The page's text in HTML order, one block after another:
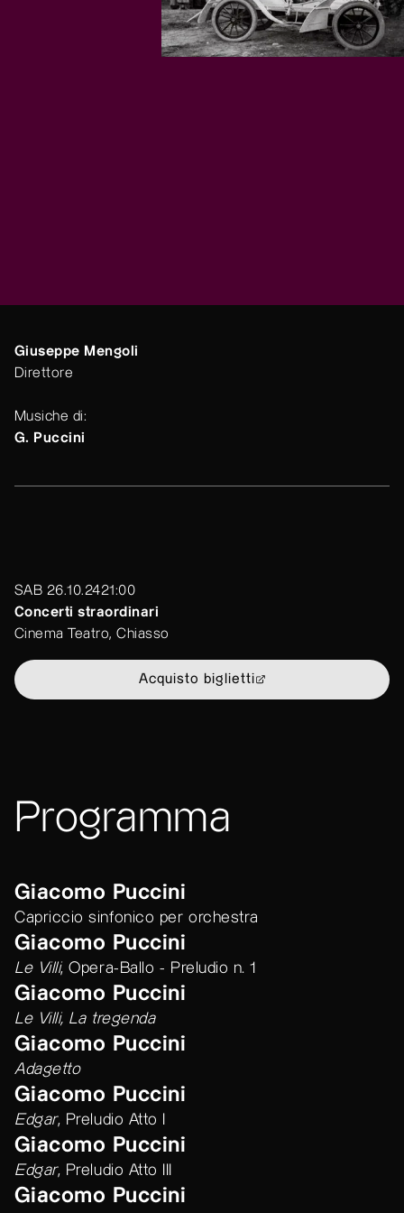
Giuseppe Mengoli
Direttore
Musiche di:
G. Puccini
SAB 26.10.2421:00
Concerti straordinari
Cinema Teatro, Chiasso
Acquisto biglietti
Programma
Giacomo Puccini
Capriccio sinfonico per orchestra
Giacomo Puccini
Le Villi, Opera-Ballo - Preludio n. 1
Giacomo Puccini
Le Villi, La tregenda
Giacomo Puccini
Adagetto
Giacomo Puccini
Edgar, Preludio Atto I
Giacomo Puccini
Edgar, Preludio Atto III
Giacomo Puccini